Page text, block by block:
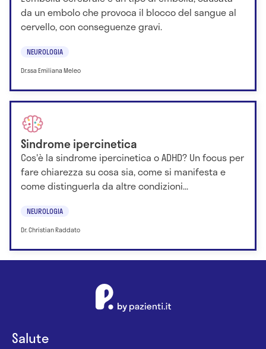
da un embolo che provoca il blocco del sangue al
cervello, con conseguenze gravi.
NEUROLOGIA
Dr.ssa Emiliana Meleo
Sindrome ipercinetica
Cos'è la sindrome ipercinetica o ADHD? Un focus per
fare chiarezza su cosa sia, come si manifesta e
come distinguerla da altre condizioni...
NEUROLOGIA
Dr. Christian Raddato
Salute